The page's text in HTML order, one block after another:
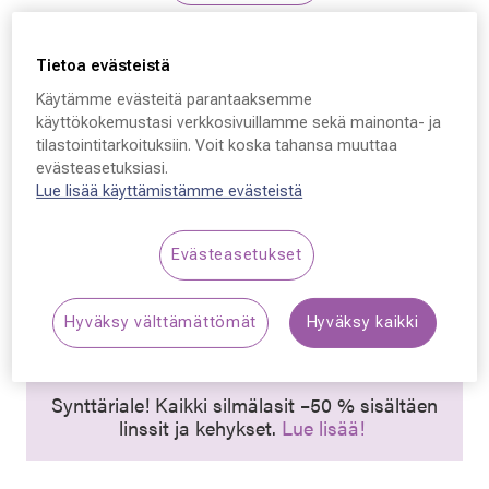
Ray-Ban JACK 6465,
2943 49 - 20 - 140
Hinta alennettuAlennettu hinta
Alin hinta 30 päivän aikana ennen alennusta: 199,00 € (+82
Synttäriale! Kaikki silmälasit –50 % sisältäen
linssit ja kehykset. Lue lisää!
Tietoa evästeistä
Käytämme evästeitä parantaaksemme
käyttökokemustasi verkkosivuillamme sekä mainonta- ja
tilastointitarkoituksiin. Voit koska tahansa muuttaa
evästeasetuksiasi.
Lue lisää käyttämistämme evästeistä
Evästeasetukset
Hyväksy välttämättömät Hyväksy kaikki